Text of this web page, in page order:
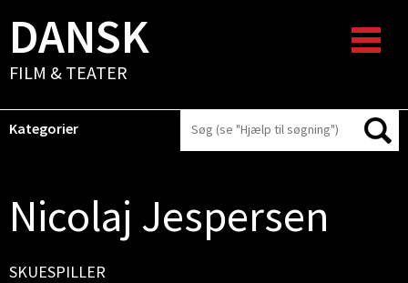
DANSK
FILM & TEATER
Kategorier
Nicolaj Jespersen
SKUESPILLER